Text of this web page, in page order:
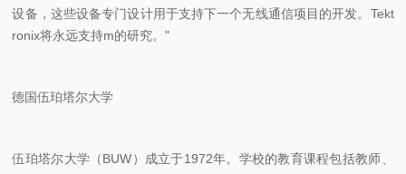
设备，这些设备专门设计用于支持下一个无线通信项目的开发。Tekt
ronix将永远支持m的研究。"
德国伍珀塔尔大学
伍珀塔尔大学（BUW）成立于1972年。学校的教育课程包括教师、